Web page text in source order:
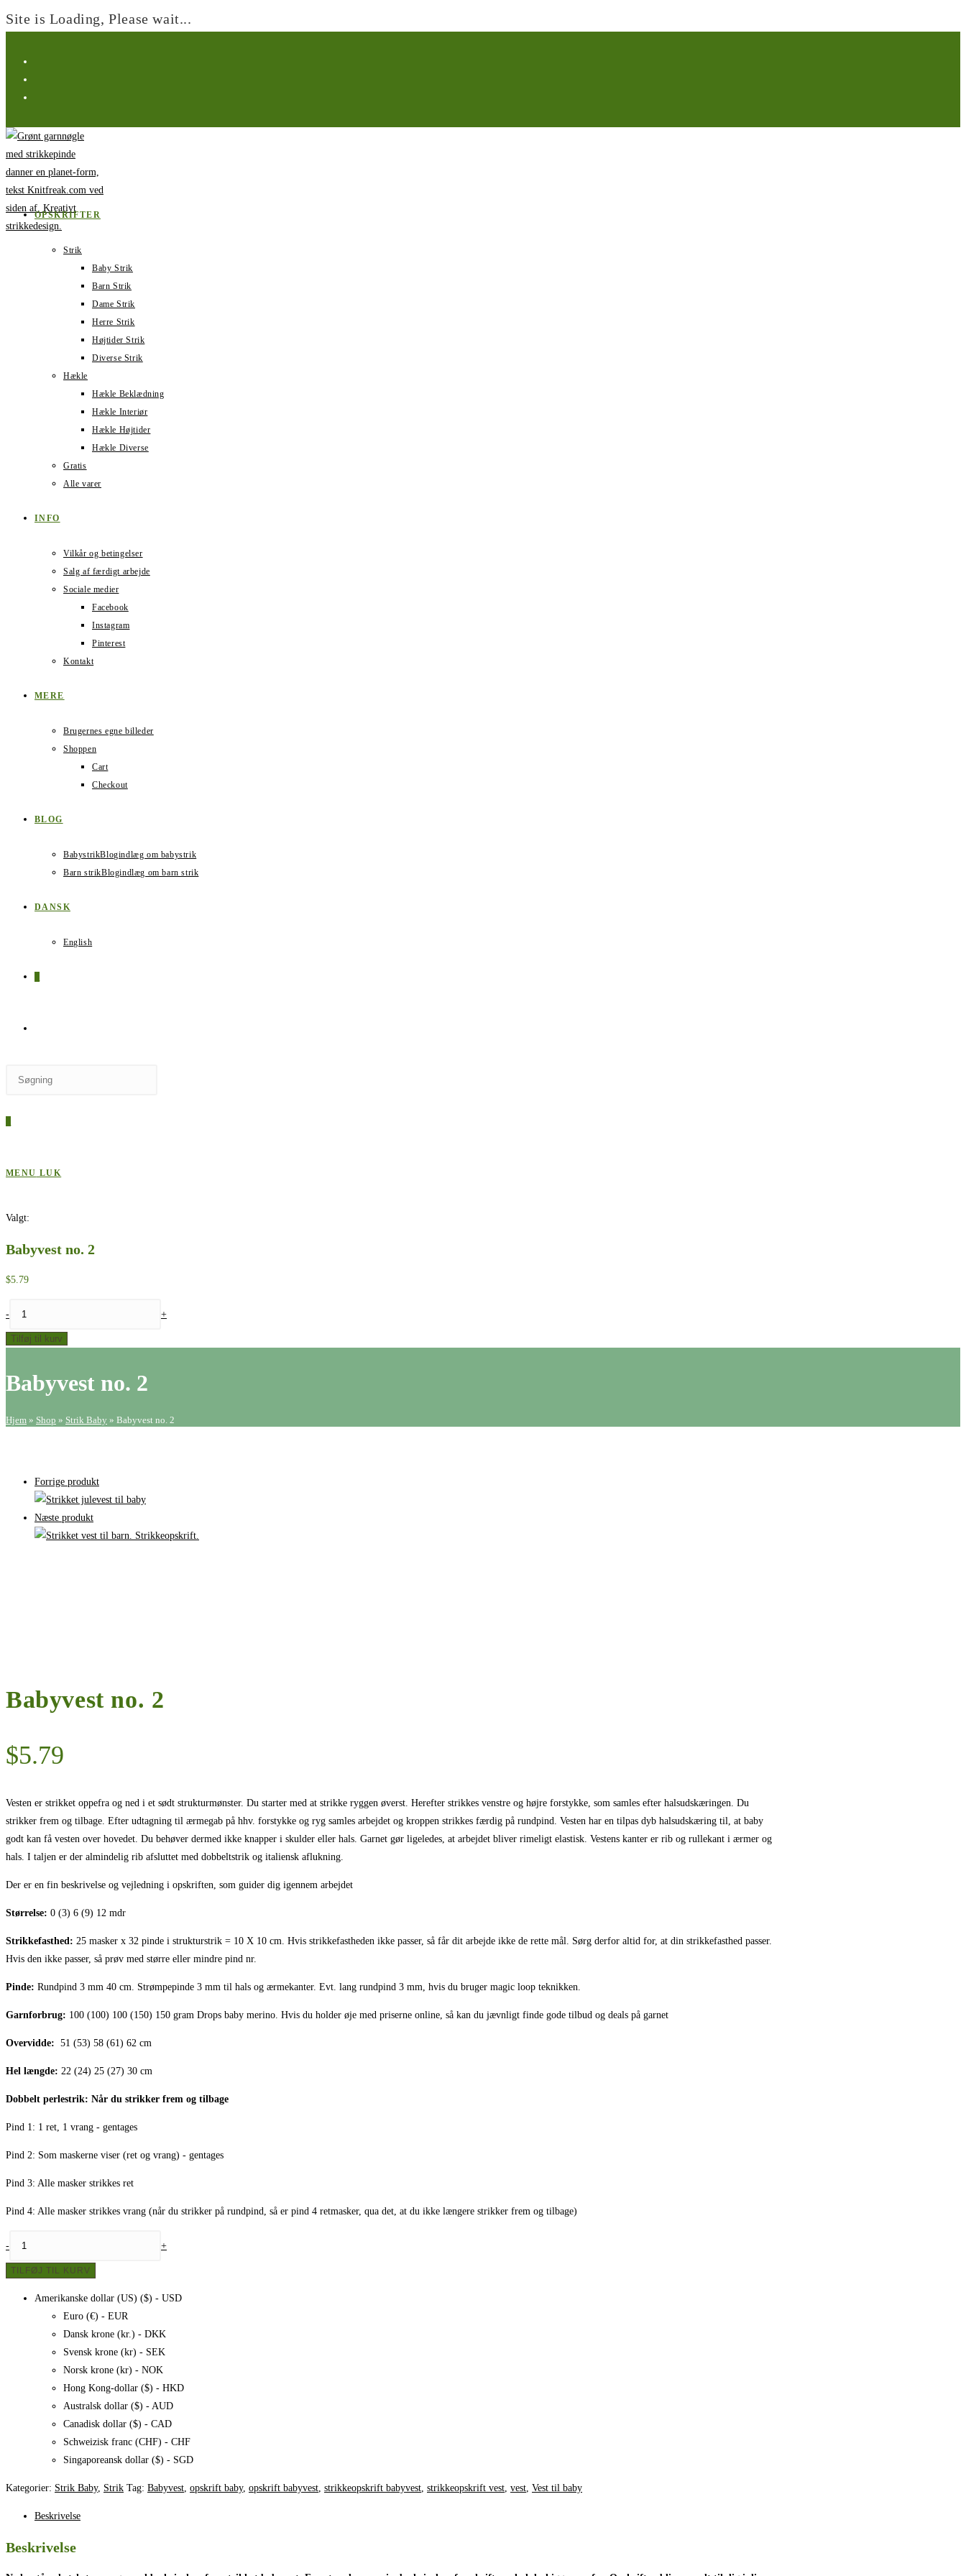
Site is Loading, Please wait...
indhold
OPSKRIFTER
Strik
Baby Strik
Barn Strik
Dame Strik
Herre Strik
Højtider Strik
Diverse Strik
Hækle
Hækle Beklædning
Hækle Interiør
Hækle Højtider
Hækle Diverse
Gratis
Alle varer
INFO
Vilkår og betingelser
Salg af færdigt arbejde
Sociale medier
Facebook
Instagram
Pinterest
Kontakt
MERE
Brugernes egne billeder
Shoppen
Cart
Checkout
BLOG
BabystrikBlogindlæg om babystrik
Barn strikBlogindlæg om barn strik
DANSK
English
TIL
MENU LUK
Valgt:
Babyvest no. 2
$5.79
2
- +
Tilføj til kurv
Babyvest no. 2
Hjem » Shop » Strik Baby » Babyvest no. 2
Forrige produkt
Næste produkt
Babyvest no. 2
$5.79
Vesten er strikket oppefra og ned i et sødt strukturmønster. Du starter med at strikke ryggen øverst. Herefter strikkes venstre og højre forstykke, som samles efter halsudskæringen. Du
strikker frem og tilbage. Efter udtagning til ærmegab på hhv. forstykke og ryg samles arbejdet og kroppen strikkes færdig på rundpind. Vesten har en tilpas dyb halsudskæring til, at baby
godt kan få vesten over hovedet. Du behøver dermed ikke knapper i skulder eller hals. Garnet gør ligeledes, at arbejdet bliver rimeligt elastisk. Vestens kanter er rib og rullekant i ærmer og
hals. I taljen er der almindelig rib afsluttet med dobbeltstrik og italiensk aflukning.
Der er en fin beskrivelse og vejledning i opskriften, som guider dig igennem arbejdet
Størrelse: 0 (3) 6 (9) 12 mdr
Strikkefasthed: 25 masker x 32 pinde i strukturstrik = 10 X 10 cm. Hvis strikkefastheden ikke passer, så får dit arbejde ikke de rette mål. Sørg derfor altid for, at din strikkefasthed passer.
Hvis den ikke passer, så prøv med større eller mindre pind nr.
Pinde: Rundpind 3 mm 40 cm. Strømpepinde 3 mm til hals og ærmekanter. Evt. lang rundpind 3 mm, hvis du bruger magic loop teknikken.
Garnforbrug: 100 (100) 100 (150) 150 gram Drops baby merino. Hvis du holder øje med priserne online, så kan du jævnligt finde gode tilbud og deals på garnet
Overvidde: 51 (53) 58 (61) 62 cm
Hel længde: 22 (24) 25 (27) 30 cm
Dobbelt perlestrik: Når du strikker frem og tilbage
Pind 1: 1 ret, 1 vrang - gentages
Pind 2: Som maskerne viser (ret og vrang) - gentages
Pind 3: Alle masker strikkes ret
Pind 4: Alle masker strikkes vrang (når du strikker på rundpind, så er pind 4 retmasker, qua det, at du ikke længere strikker frem og tilbage)
- +
TILFØJ TIL KURV
Amerikanske dollar (US) ($) - USD
Euro (€) - EUR
Dansk krone (kr.) - DKK
Svensk krone (kr) - SEK
Norsk krone (kr) - NOK
Hong Kong-dollar ($) - HKD
Australsk dollar ($) - AUD
Canadisk dollar ($) - CAD
Schweizisk franc (CHF) - CHF
Singaporeansk dollar ($) - SGD
Kategorier: Strik Baby, Strik Tag: Babyvest, opskrift baby, opskrift babyvest, strikkeopskrift babyvest, strikkeopskrift vest, vest, Vest til baby
Beskrivelse
Beskrivelse